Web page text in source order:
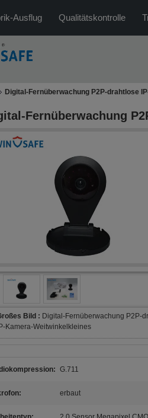
Ausflug Qualitätskontrolle
Digital-Fernüberwachung P2P-drahtlose
Fernüberwachung
Bild : Digital-Fernüberwachung P2P-
IP-Kamera-Weitwinkelkleines
G.711
erbaut